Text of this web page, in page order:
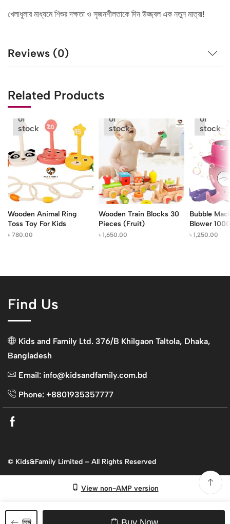
খেলাধুলার মাধ্যমে শিশুর দক্ষতা ও সৃজনশীলতাকে দিন উজ্জ্বল এক নতুন মাত্রা!
Reviews (0)
Related Products
Out
of
stock
Wooden Animal Ring
Toss Toy For Kids
৳ 780.00
of
stock
Wooden Train Blocks 30
Pieces (Fruit)
৳1,650.00
of
stock
Bubble
Blower
৳1,250.00
Find Us
Kids and Family Ltd. 376/B Khilgaon Taltola, Dhaka,
Bangladesh
Email: info@kidsandfamily.com.bd
Phone: +8801935357777
© Kids&Family Limited – All Rights Reserved
View non-AMP version